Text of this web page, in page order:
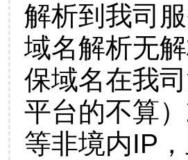
解析到我司
域名解析无
保域名在我
平台的不算
等非境内IP